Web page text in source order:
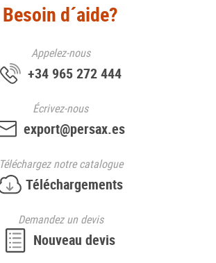
Besoin d´aide?
Appelez-nous
+34 965 272 444
Écrivez-nous
export@persax.es
Téléchargeznotre catalogue
Téléchargements
Demandezun devis
Nouveau devis